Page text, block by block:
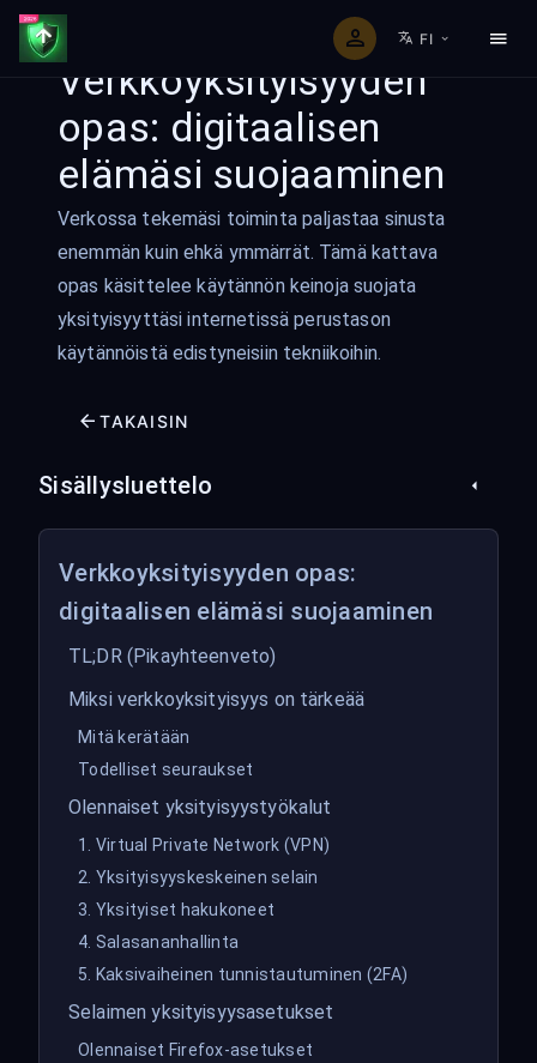
FI
Verkkoyksityisyyden
opas: digitaalisen
elämäsi suojaaminen
Verkossa tekemäsi toiminta paljastaa sinusta
enemmän kuin ehkä ymmärrät. Tämä kattava
opas käsittelee käytännön keinoja suojata
yksityisyyttäsi internetissä perustason
käytännöistä edistyneisiin tekniikoihin.
TAKAISIN
Sisällysluettelo
Verkkoyksityisyyden opas:
digitaalisen elämäsi suojaaminen
TL;DR (Pikayhteenveto)
Miksi verkkoyksityisyys on tärkeää
Mitä kerätään
Todelliset seuraukset
Olennaiset yksityisyystyökalut
1. Virtual Private Network (VPN)
2. Yksityisyyskeskeinen selain
3. Yksityiset hakukoneet
4. Salasananhallinta
5. Kaksivaiheinen tunnistautuminen (2FA)
Selaimen yksityisyysasetukset
Olennaiset Firefox-asetukset